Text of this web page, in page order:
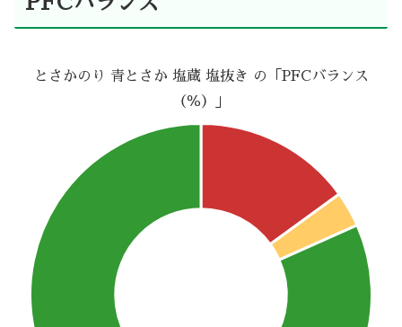
とさかのり 青とさか 塩蔵 塩抜き の「PFCバランス
（％）」